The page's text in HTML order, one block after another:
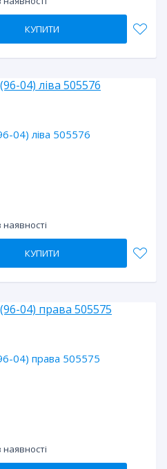
КУПИТИ
04) ліва 505576
наявності
КУПИТИ
04) права 505575
наявності